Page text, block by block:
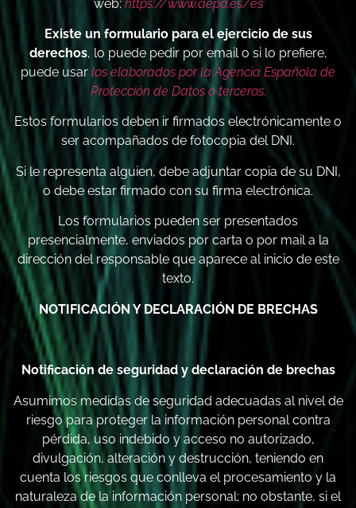
web: https://www.aepd.es/es
Existe un formulario para el ejercicio de sus
derechos, lo puede pedir por email o si lo prefiere,
puede usar los elaborados por la Agencia Española de
Protección de Datos o terceros.
Estos formularios deben ir firmados electrónicamente o
ser acompañados de fotocopia del DNI.
Si le representa alguien, debe adjuntar copia de su DNI,
o debe estar firmado con su firma electrónica.
Los formularios pueden ser presentados
presencialmente, enviados por carta o por mail a la
dirección del responsable que aparece al inicio de este
texto.
NOTIFICACIÓN Y DECLARACIÓN DE BRECHAS
Notificación de seguridad y declaración de brechas
Asumimos medidas de seguridad adecuadas al nivel de
riesgo para proteger la información personal contra
pérdida, uso indebido y acceso no autorizado,
divulgación, alteración y destrucción, teniendo en
cuenta los riesgos que conlleva el procesamiento y la
naturaleza de la información personal; no obstante, si el